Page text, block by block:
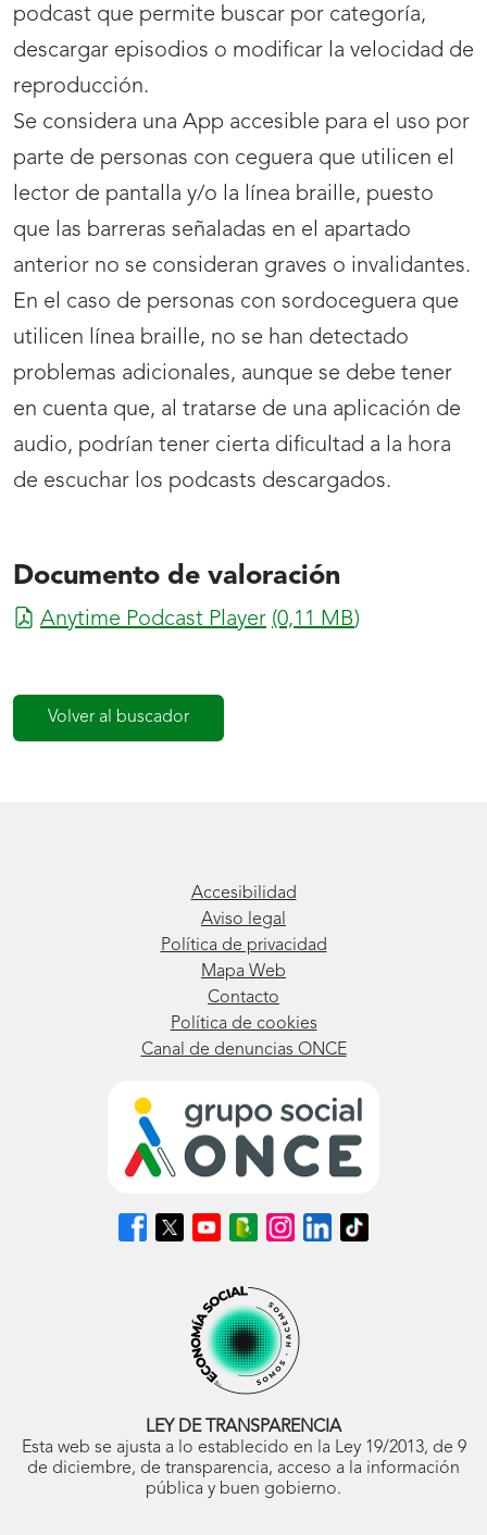
podcast que permite buscar por categoría,
descargar episodios o modificar la velocidad de
reproducción.
Se considera una App accesible para el uso por
parte de personas con ceguera que utilicen el
lector de pantalla y/o la línea braille, puesto
que las barreras señaladas en el apartado
anterior no se consideran graves o invalidantes.
En el caso de personas con sordoceguera que
utilicen línea braille, no se han detectado
problemas adicionales, aunque se debe tener
en cuenta que, al tratarse de una aplicación de
audio, podrían tener cierta dificultad a la hora
de escuchar los podcasts descargados.
Documento de valoración
Anytime Podcast Player (0,11 MB)
Volver al buscador
Accesibilidad
Aviso legal
Política de privacidad
Mapa Web
Contacto
Política de cookies
Canal de denuncias ONCE
Síguenos
en
Síguenos
en
ventana
nueva)
Síguenos
en
abrirá
en
ventana
nueva)
Síguenos
en
Blog
ONCE
(se
abrirá
en
ventana
Síguenos
en
abrirá
en
ventana
nueva)
Síguenos
en
Síguenos
en
LEY DE TRANSPARENCIA
Esta web se ajusta a lo establecido en la Ley 19/2013, de 9
de diciembre, de transparencia, acceso a la información
pública y buen gobierno.